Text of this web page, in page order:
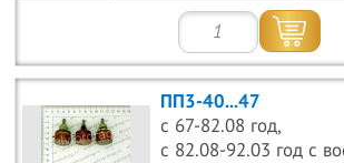
ПП3-40...47
с 67-82.08 год,
с 82.08-92.03 год с